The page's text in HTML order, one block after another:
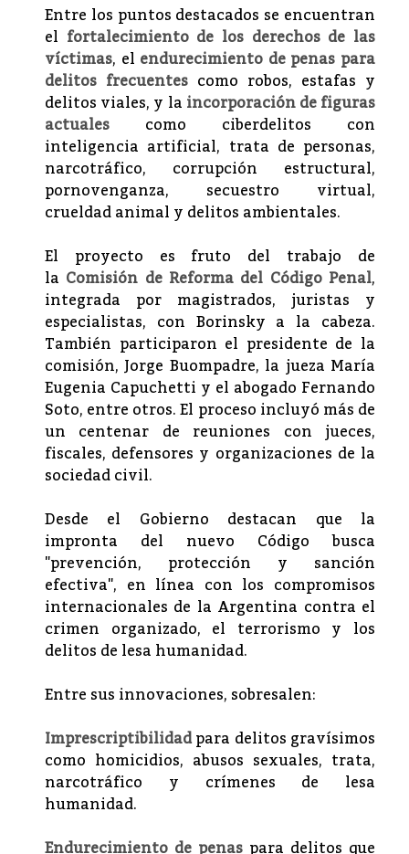
Entre los puntos destacados se encuentran
el fortalecimiento de los derechos de las
víctimas, el endurecimiento de penas para
delitos frecuentes como robos, estafas y
delitos viales, y laincorporación de figuras
actuales como ciberdelitos con
inteligencia artificial, trata de personas,
narcotráfico, corrupción estructural,
pornovenganza, secuestro virtual,
crueldad animal y delitos ambientales.
El proyecto es fruto del trabajo de
la Comisión de Reforma del Código Penal,
integrada por magistrados, juristas y
especialistas, con Borinsky a la cabeza.
También participaron el presidente de la
comisión, Jorge Buompadre, la jueza María
Eugenia Capuchetti y el abogado Fernando
Soto, entre otros. El proceso incluyó más de
un centenar de reuniones con jueces,
fiscales, defensores y organizaciones de la
sociedad civil.
Desde el Gobierno destacan que la
impronta del nuevo Código busca
"prevención, protección y sanción
efectiva", en línea con los compromisos
internacionales de la Argentina contra el
crimen organizado, el terrorismo y los
delitos de lesa humanidad.
Entre sus innovaciones, sobresalen:
Imprescriptibilidadpara delitos gravísimos
como homicidios, abusos sexuales, trata,
narcotráfico y crímenes de lesa
humanidad.